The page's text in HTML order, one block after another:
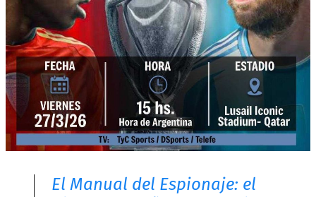
El Manual del Espionaje: el